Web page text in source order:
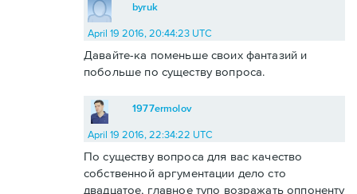
byruk
April 19 2016, 20:44:23 UTC
Давайте-ка поменьше своих фантазий и
побольше по существу вопроса.
1977ermolov
April 19 2016, 22:34:22 UTC
По существу вопроса для вас качество
собственной аргументации дело сто
двадцатое, главное тупо возражать оппоненту